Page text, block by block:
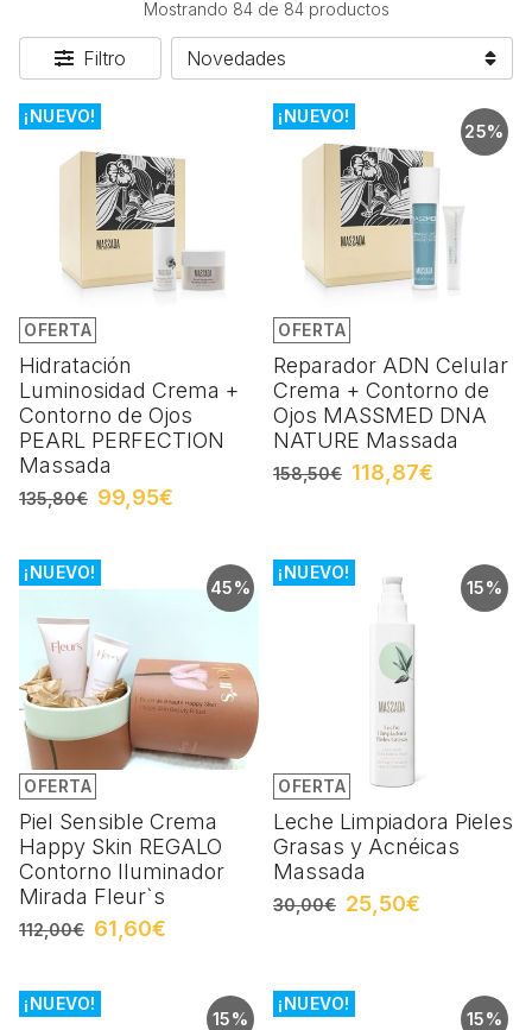
Mostrando 84 de 84 productos
Filtro
OFERTA
¡NUEVO!
Hidratación
Luminosidad Crema +
Contorno de Ojos
PEARL PERFECTION
Massada
135,80€ 99,95€
25%
OFERTA
¡NUEVO!
Reparador ADN Celular
Crema + Contorno de
Ojos MASSMED DNA
NATURE Massada
158,50€ 118,87€
45%
OFERTA
¡NUEVO!
Piel Sensible Crema
Happy Skin REGALO
Contorno Iluminador
Mirada Fleur`s
112,00€ 61,60€
15%
OFERTA
¡NUEVO!
Leche Limpiadora Pieles
Grasas y Acnéicas
Massada
30,00€ 25,50€
15%
¡NUEVO!
15%
¡NUEVO!